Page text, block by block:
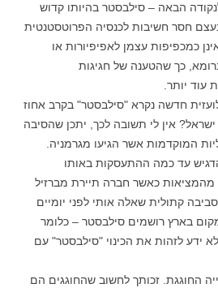
הבאה – סילבסטר בהיותו קדוש
חסר חשיבות לכנסיה הפרוטסטנטית
כמכפיפות עצמן לאפיפיורות או
כך שהטענה של חגיגות
יותר.
חדשה נקרא "סילבסטר" בקרב אחוז
אין לי תשובה לכך, יתכן שהסיבה
המוקדמות אשר הגיעו מגרמניה.
עד כמה ההתעסקות באותו
כאשר חברה תיירת מברזיל
קתולית שאלה אותי לפני יומיים
בארץ רושמים סילבסטר – כלומר
לא ידע לזהות את הכינוי "סילבסטר" עם
החוגגת. זכותך לחשוב שהחוגגים הם